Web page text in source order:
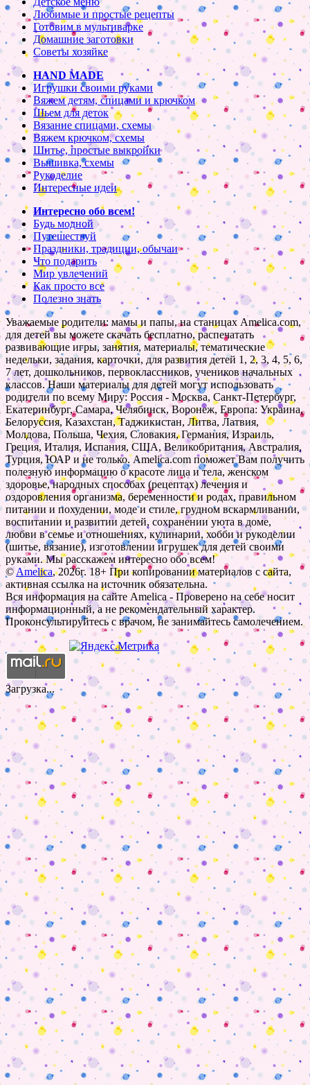
Любимые и простые рецепты
Готовим в мультиварке
Домашние заготовки
Советы хозяйке
HAND MADE
Игрушки своими руками
Вяжем детям, спицами и крючком
Шьем для деток
Вязание спицами, схемы
Вяжем крючком, схемы
Шитье, простые выкройки
Вышивка, схемы
Рукоделие
Интересные идеи
Интересно обо всем!
Будь модной
Путешествуй
Праздники, традиции, обычаи
Что подарить
Мир увлечений
Как просто все
Полезно знать
Уважаемые родители: мамы и папы, на станицах Amelica.com,
для детей вы можете скачать бесплатно, распечатать
развивающие игры, занятия, материалы, тематические
недельки, задания, карточки, для развития детей 1, 2, 3, 4, 5, 6,
7 лет, дошкольников, первоклассников, учеников начальных
классов. Наши материалы для детей могут использовать
родители по всему Миру: Россия - Москва, Санкт-Петербург,
Екатеринбург, Самара, Челябинск, Воронеж, Европа: Украина,
Белоруссия, Казахстан, Таджикистан, Литва, Латвия,
Молдова, Польша, Чехия, Словакия, Германия, Израиль,
Греция, Италия, Испания, США, Великобритания, Австралия,
Турция, ЮАР и не только. Amelica.com поможет Вам получить
полезную информацию о красоте лица и тела, женском
здоровье, народных способах (рецептах) лечения и
оздоровления организма, беременности и родах, правильном
питании и похудении, моде и стиле, грудном вскармливании,
воспитании и развитии детей, сохранении уюта в доме,
любви в семье и отношениях, кулинарии, хобби и рукоделии
(шитье, вязание), изготовлении игрушек для детей своими
руками. Мы расскажем интересно обо всем!
©Amelica, 2026г. 18+ При копировании материалов с сайта,
активная ссылка на источник обязательна.
Вся информация на сайте Amelica - Проверено на себе носит
информационный, а не рекомендательный характер.
Проконсультируйтесь с врачом, не занимайтесь самолечением.
Загрузка...